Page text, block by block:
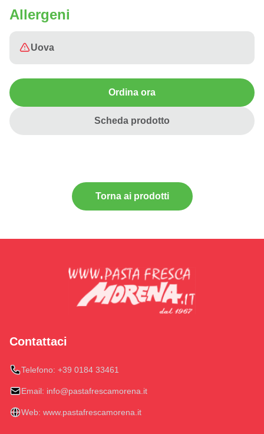
Allergeni
Uova
Ordina ora
Scheda prodotto
Torna ai prodotti
Contattaci
Telefono: +39 0184 33461
Email: info@pastafrescamorena.it
Web: www.pastafrescamorena.it